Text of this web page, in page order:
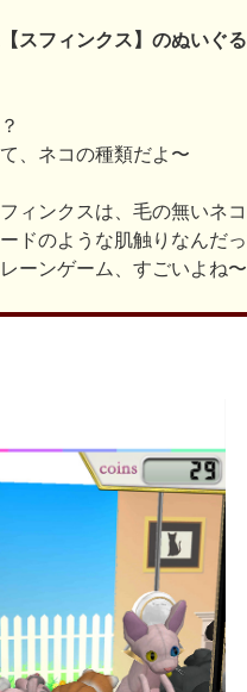
スフィンクス】のぬいぐる
、ネコの種類だよ〜
ィンクスは、毛の無いネコ
ドのような肌触りなんだっ
ーンゲーム、すごいよね〜